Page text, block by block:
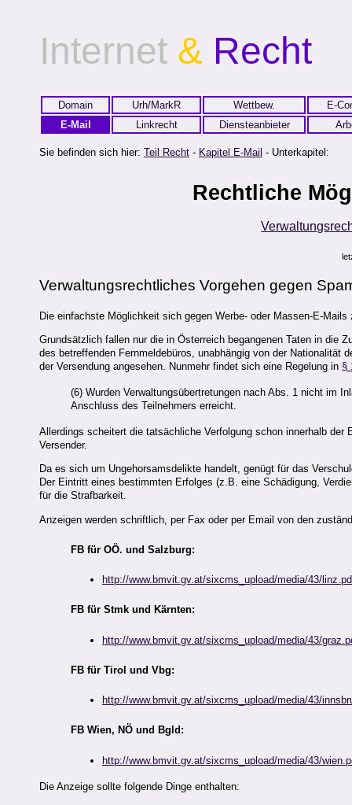
Internet & Recht
Domain Urh/MarkR Wettbew.
E-
E-Mail
Linkrecht Diensteanbieter
Sie befinden sich hier: Teil Recht - Kapitel E-Mail - Unterkapitel:
Rechtliche
Verwaltungsrecht liches Vorgehen gegen
Die einfachste Möglichkeit sich gegen Werbe- oder Massen-E-
Grundsätzlich fallen nur die in Österreich begangenen Taten in die
des betreffenden Fernmeldebüros, unabhängig von der Nationalität
der Versendung angesehen. Nunmehr findet sich eine Regelung in §
(6) Wurden Verwaltungsübertretungen nach Abs. 1 nicht im
Anschluss des Teilnehmers erreicht.
Allerdings scheitert die tatsächliche Verfolgung schon innerhalb
Versender.
Da es sich um Ungehorsamsdelikte handelt, genügt für das
Der Eintritt eines bestimmten Erfolges (z.B. eine Schädigung,
für die Strafbarkeit.
Anzeigen werden schriftlich, per Fax oder per Email von den
FB für OÖ. und Salzburg:
http://www.bmvit.gv.at/sixcms_upload/media/43/
FB für Stmk und Kärnten:
http://www.bmvit.gv.at/sixcms_upload/media/43/
FB für Tirol und Vbg:
http://www.bmvit.gv.at/sixcms_upload/media/43/
FB Wien, NÖ und Bgld:
http://www.bmvit.gv.at/sixcms_upload/media/43/
Die Anzeige sollte folgende Dinge enthalten: